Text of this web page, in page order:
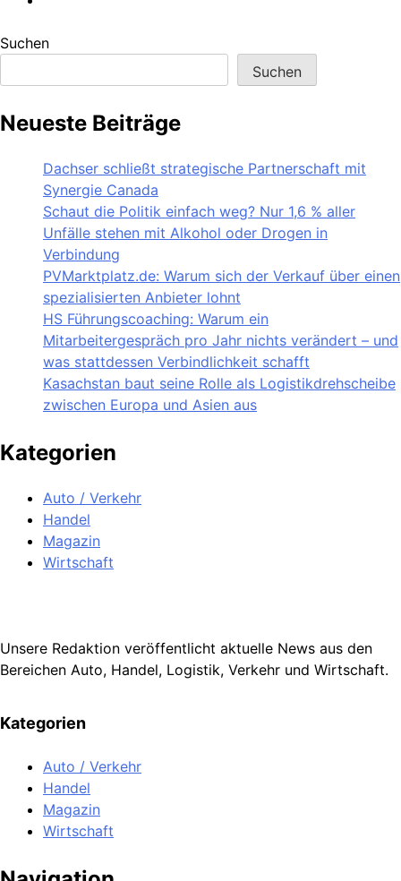
Suchen
Suchen
Neueste Beiträge
Dachser schließt strategische Partnerschaft mit
Synergie Canada
Schaut die Politik einfach weg? Nur 1,6 % aller
Unfälle stehen mit Alkohol oder Drogen in
Verbindung
PVMarktplatz.de: Warum sich der Verkauf über einen
spezialisierten Anbieter lohnt
HS Führungscoaching: Warum ein
Mitarbeitergespräch pro Jahr nichts verändert – und
was stattdessen Verbindlichkeit schafft
Kasachstan baut seine Rolle als Logistikdrehscheibe
zwischen Europa und Asien aus
Kategorien
Auto / Verkehr
Handel
Magazin
Wirtschaft
Unsere Redaktion veröffentlicht aktuelle News aus den
Bereichen Auto, Handel, Logistik, Verkehr und Wirtschaft.
Kategorien
Auto / Verkehr
Handel
Magazin
Wirtschaft